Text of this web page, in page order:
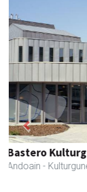
Izkiriota ardoak
Andoain - Ardoak
Previous